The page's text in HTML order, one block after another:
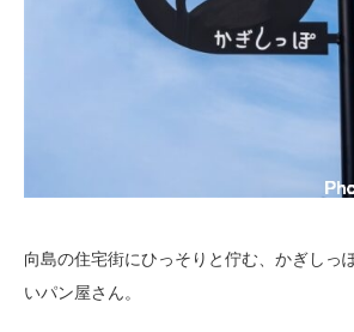
向島の住宅街にひっそりと佇む、かぎしっ
いパン屋さん。